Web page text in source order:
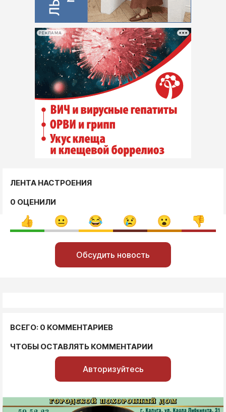
РЕКЛАМА
ЛЕНТА НАСТРОЕНИЯ
0 ОЦЕНИЛИ
Обсудить новость
ВСЕГО: 0 КОММЕНТАРИЕВ
ЧТОБЫ ОСТАВЛЯТЬ КОММЕНТАРИИ
Авторизуйтесь